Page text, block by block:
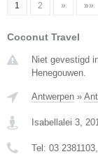
1 2 » »»
Coconut Travel
Niet gevestigd
Henegouwen.
Antwerpen »
Isabellalei 3,
Tel: 03 2381103